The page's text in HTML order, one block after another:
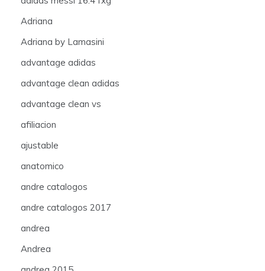
Adriana
Adriana by Lamasini
advantage adidas
advantage clean adidas
advantage clean vs
afiliacion
ajustable
anatomico
andre catalogos
andre catalogos 2017
andrea
Andrea